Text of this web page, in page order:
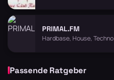
PRIMAL.FM
Hardbase, House, Techno
Passende Ratgeber